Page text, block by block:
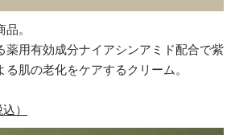
。
薬用有効成分ナイアシンアミド配合で紫
肌の老化をケアするクリーム。
）